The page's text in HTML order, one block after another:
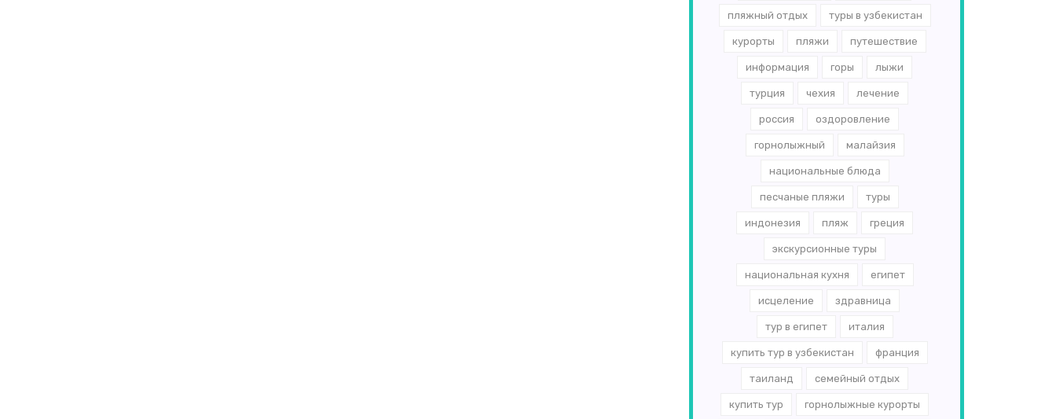
пляжный отдых туры в узбекистан
курорты пляжи путешествие
информация горы лыжи
турция чехия лечение
россия оздоровление
горнолыжный малайзия
национальные блюда
песчаные пляжи туры
индонезия пляж греция
экскурсионные туры
национальная кухня египет
исцеление здравница
тур в египет италия
купить тур в узбекистан франция
таиланд семейный отдых
купить тур горнолыжные курорты